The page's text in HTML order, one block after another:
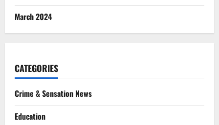
March 2024
CATEGORIES
Crime & Sensation News
Education